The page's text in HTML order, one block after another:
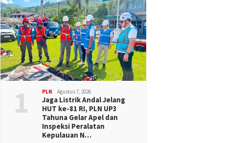
1 PLN Agustus 7, 2026
Jaga Listrik Andal Jelang
HUT ke-81 RI, PLN UP3
Tahuna Gelar Apel dan
Inspeksi Peralatan
Kepulauan N…